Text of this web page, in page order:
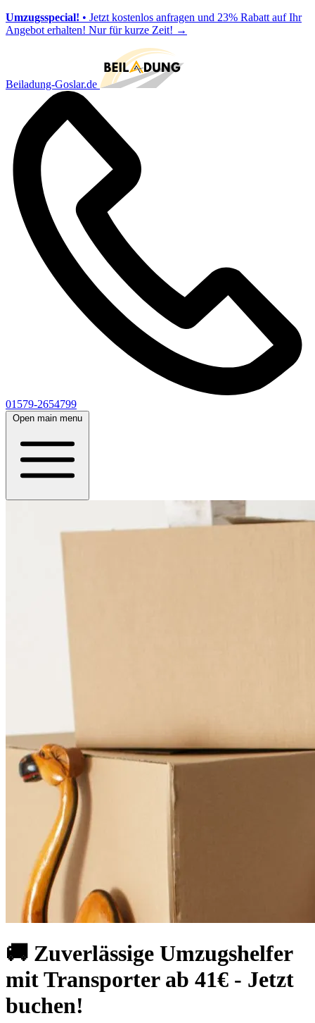
Umzugsspecial! • Jetzt kostenlos anfragen und 23% Rabatt auf Ihr
Angebot erhalten! Nur für kurze Zeit! →
Beiladung-Goslar.de
01579-2654799
Open main menu
🚚 Zuverlässige Umzugshelfer
mit Transporter ab 41€ - Jetzt
buchen!